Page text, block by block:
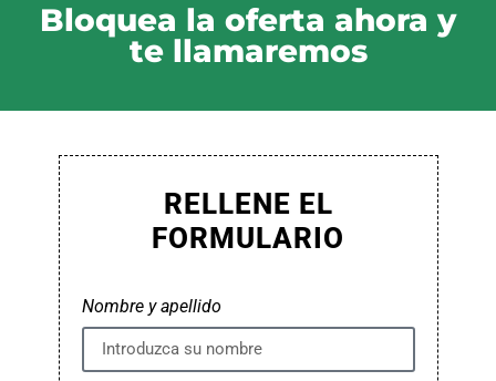
Bloquea la oferta ahora y
te llamaremos
RELLENE EL
FORMULARIO
Nombre y apellido